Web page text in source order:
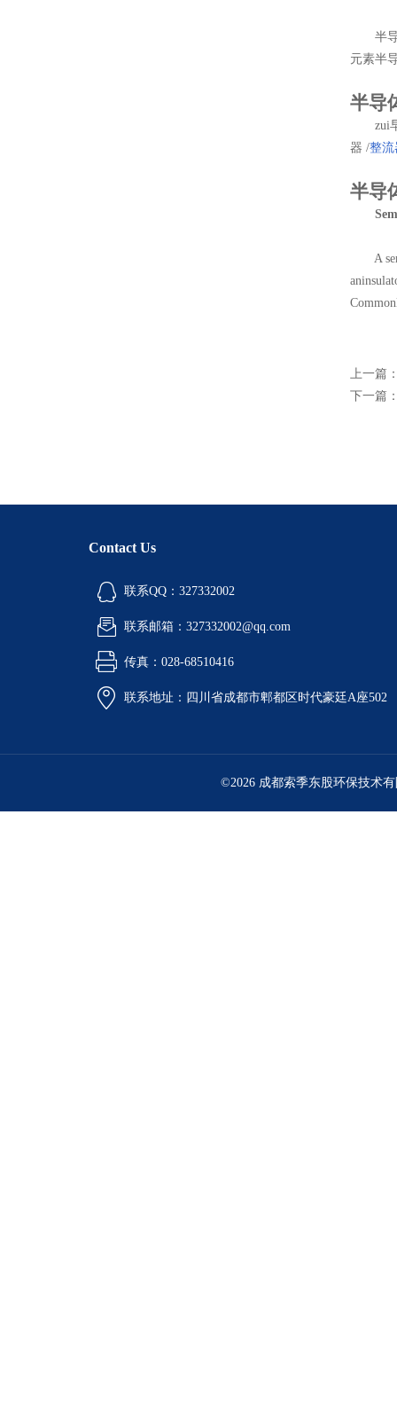
半导体
元素半
半导
zui早
器 /整流
半导
A
上一篇
下一篇
Contact Us
联系QQ：327332002
联系邮箱：327332002@qq.com
传真：028-68510416
联系地址：四川省成都市郫都区时代豪廷A座502
©2026 成都索季东股环保技术